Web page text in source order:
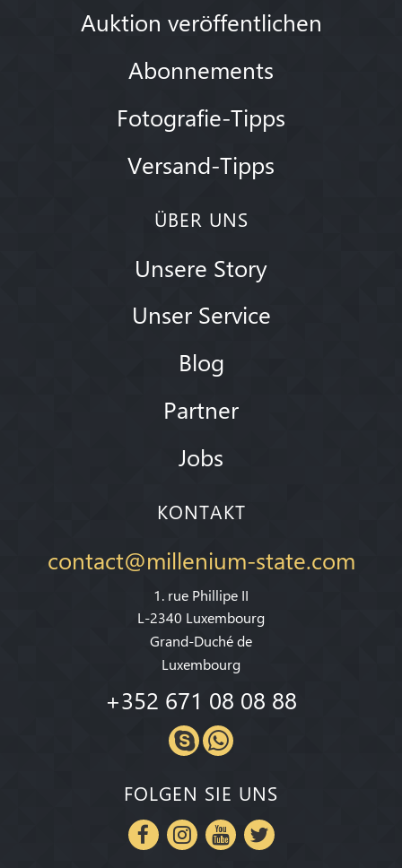
Auktion veröffentlichen
Abonnements
Fotografie-Tipps
Versand-Tipps
ÜBER UNS
Unsere Story
Unser Service
Blog
Partner
Jobs
KONTAKT
contact@millenium-state.com
1. rue Phillipe II
L-2340 Luxembourg
Grand-Duché de
Luxembourg
+352 671 08 08 88
FOLGEN SIE UNS